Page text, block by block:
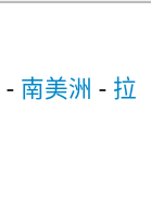
- 南美洲 - 拉